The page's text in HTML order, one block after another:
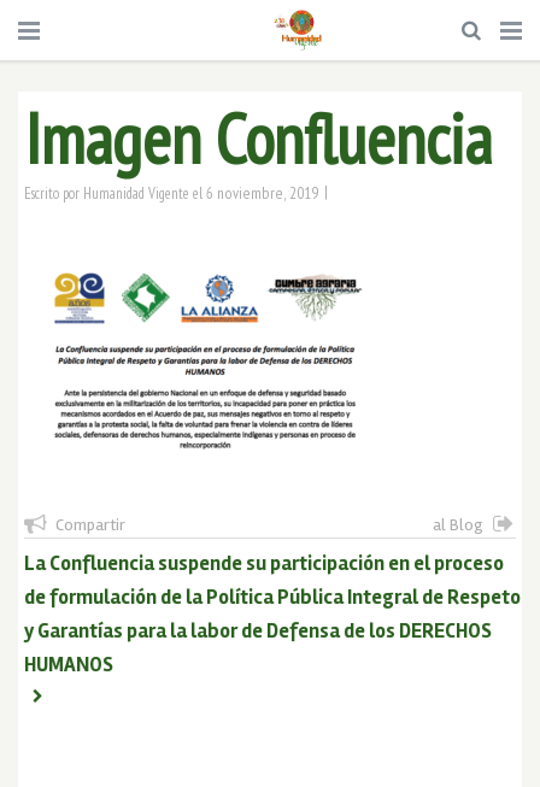
Imagen Confluencia
Escrito por Humanidad Vigente el6 noviembre, 2019 |
Compartir al Blog
La Confluencia suspende su participación en el proceso
de formulación de la Política Pública Integral de Respeto
y Garantías para la labor de Defensa de los DERECHOS
HUMANOS